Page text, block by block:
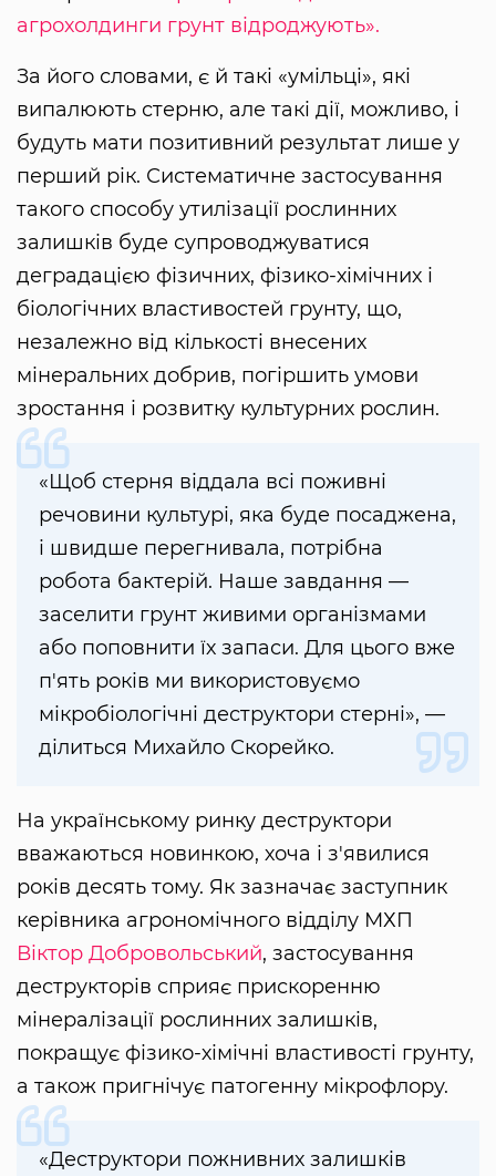
агрохолдинги грунт відроджують».
За його словами, є й такі «умільці», які
випалюють стерню, але такі дії, можливо, і
будуть мати позитивний результат лише у
перший рік. Систематичне застосування
такого способу утилізації рослинних
залишків буде супроводжуватися
деградацією фізичних, фізико-хімічних і
біологічних властивостей грунту, що,
незалежно від кількості внесених
мінеральних добрив, погіршить умови
зростання і розвитку культурних рослин.
«Щоб стерня віддала всі поживні
речовини культурі, яка буде посаджена,
і швидше перегнивала, потрібна
робота бактерій. Наше завдання —
заселити грунт живими організмами
або поповнити їх запаси. Для цього вже
п'ять років ми використовуємо
мікробіологічні деструктори стерні», —
ділиться Михайло Скорейко.
На українському ринку деструктори
вважаються новинкою, хоча і з'явилися
років десять тому. Як зазначає заступник
керівника агрономічного відділу МХП
Віктор Добровольський, застосування
деструкторів сприяє прискоренню
мінералізації рослинних залишків,
покращує фізико-хімічні властивості грунту,
а також пригнічує патогенну мікрофлору.
«Деструктори пожнивних залишків